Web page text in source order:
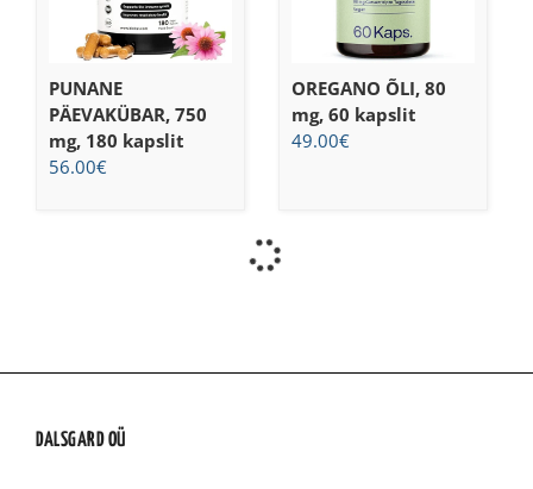
PUNANE
PÄEVAKÜBAR, 750
mg, 180 kapslit
56.00€
OREGANO ÕLI, 80
mg, 60 kapslit
49.00€
DALSGARD OÜ